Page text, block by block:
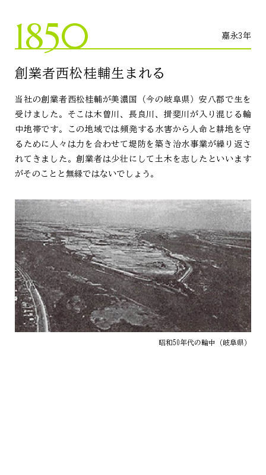
1850 嘉永3年
昭和50年代の輪中（岐阜県）
創業者西松桂輔生まれる
当社の創業者西松桂輔が美濃国（今の岐阜県）安八郡で生を
受けました。そこは木曽川、長良川、揖斐川が入り混じる輪
中地帯です。この地域では頻発する水害から人命と耕地を守
るために人々は力を合わせて堤防を築き治水事業が繰り返さ
れてきました。創業者は少壮にして土木を志したといいます
がそのことと無縁ではないでしょう。